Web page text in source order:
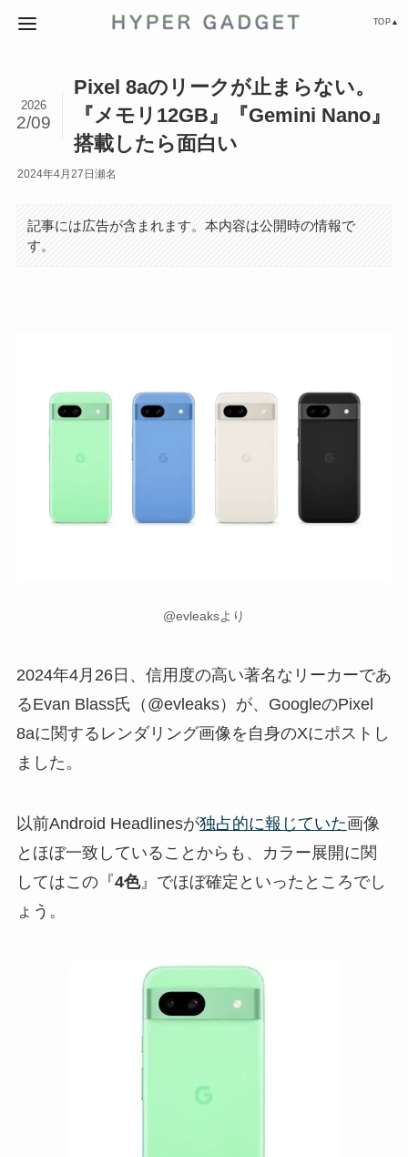
TOP▲
Pixel 8aのリークが止まらない。
『メモリ12GB』『Gemini Nano』
搭載したら面白い
2026
2/09
2024年4月27日 瀬名
記事には広告が含まれます。本内容は公開時の情報で
す。
@evleaksより
2024年4月26日、信用度の高い著名なリーカーであ
るEvan Blass氏（@evleaks）が、GoogleのPixel
8aに関するレンダリング画像を自身のXにポストし
ました。
以前Android Headlinesが独占的に報じていた画像
とほぼ一致していることからも、カラー展開に関
してはこの『4色』でほぼ確定といったところでし
ょう。